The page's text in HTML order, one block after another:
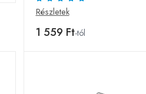
Részletek
1 559 Ft-tól